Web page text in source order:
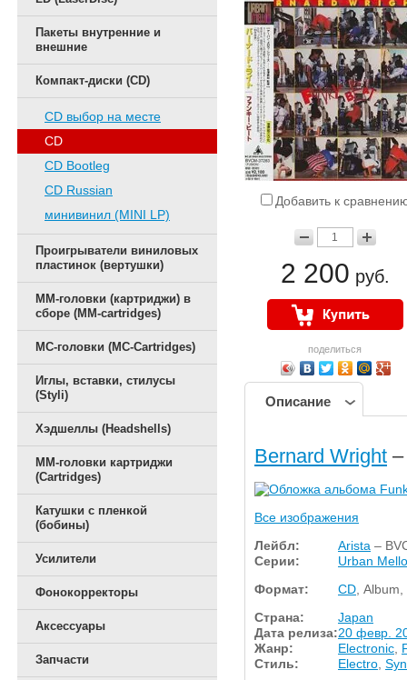
Пакеты внутренние и
внешние
Компакт-диски (CD)
CD выбор на месте
CD
CD Bootleg
CD Russian
минивинил (MINI LP)
Проигрыватели виниловых
пластинок (вертушки)
ММ-головки (картриджи) в
сборе (MM-cartridges)
MC-головки (MC-Cartridges)
Иглы, вставки, стилусы
(Styli)
Хэдшеллы (Headshells)
ММ-головки картриджи
(Cartridges)
Катушки с пленкой
(бобины)
Усилители
Фонокорректоры
Аксессуары
Запчасти
Добавить к
2 200 руб.
поделиться
Описание
Bernard Wright
Все изображения
Лейбл:
Arista –
Серии:
Urban
Формат:
CD ,
Страна:
Japan
Дата релиза:20 февр.
Жанр:
Electronic
Стиль:
Electro